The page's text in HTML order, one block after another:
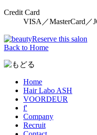
Credit Card
VISA／MasterCard／
Reserve this salon
Back to Home
Home
Hair Labo ASH
VOORDEUR
f'
Company
Recruit